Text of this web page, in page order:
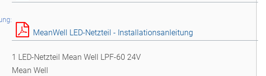
MeanWell LED-Netzteil - Installationsanleitung
1 LED-Netzteil Mean Well LPF-60 24V
Mean Well